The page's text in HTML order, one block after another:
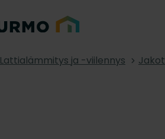
Lattialämmitys ja -viilennys